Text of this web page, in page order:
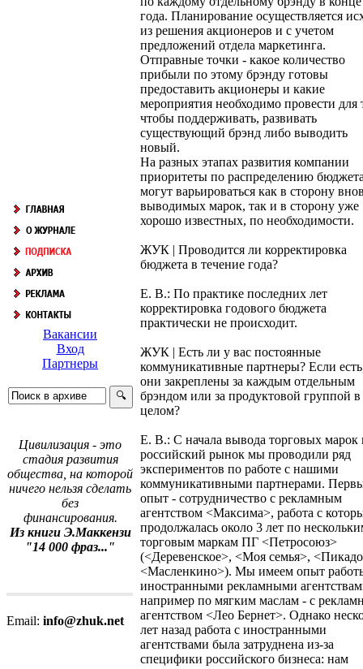
Вакансии
Вход
Партнеры
Цивилизация - это
стадия развития
общества, на которой
ничего нельзя сделать
без
финансирования.
Из книги Э.Маккензи
"14 000 фраз..."
Email: info@zhuk.net
года. Планирование осуществляется
из решения акционеров и с учетом
предложений отдела маркетинга.
Отправные точки - какое количество
прибыли по этому брэнду готовы
предоставить акционеры и какие
мероприятия необходимо провести для
чтобы поддерживать, развивать
существующий брэнд либо выводить
новый.
На разных этапах развития компании
приоритеты по распределению
могут варьироваться как в сторону
выводимых марок, так и в сторону уже
хорошо известных, по необходимости.
ЖУК | Проводится ли корректировка
бюджета в течение года?
Е. В.: По практике последних лет
корректировка годового бюджета
практически не происходит.
ЖУК | Есть ли у вас постоянные
коммуникативные партнеры? Если
они закреплены за каждым отдельным
брэндом или за продуктовой группой в
целом?
Е. В.: С начала вывода торговых марок
российский рынок мы проводили ряд
экспериментов по работе с нашими
коммуникативными партнерами.
опыт - сотрудничество с рекламным
агентством <Максима>, работа с
продолжалась около 3 лет по
торговым маркам ПГ <Петросоюз>
(<Деревенское>, <Моя семья>,
<Масленкино>). Мы имеем опыт
иностранными рекламными
например по мягким маслам - c
агентством <Лео Бернет>. Однако
лет назад работа с иностранными
агентствами была затруднена из-за
специфики российского бизнеса: нам